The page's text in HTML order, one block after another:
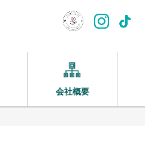
会社概要